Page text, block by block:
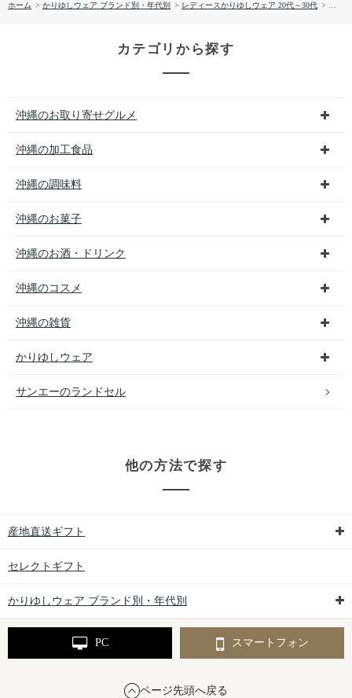
ホーム > かりゆしウェア ブランド別・年代別 > レディースかりゆしウェア 20代～30代
カテゴリから探す
沖縄のお取り寄せグルメ
沖縄の加工食品
沖縄の調味料
沖縄のお菓子
沖縄のお酒・ドリンク
沖縄のコスメ
沖縄の雑貨
かりゆしウェア
サンエーのランドセル
他の方法で探す
産地直送ギフト
セレクトギフト
かりゆしウェア ブランド別・年代別
PC スマートフォン
ページ先頭へ戻る